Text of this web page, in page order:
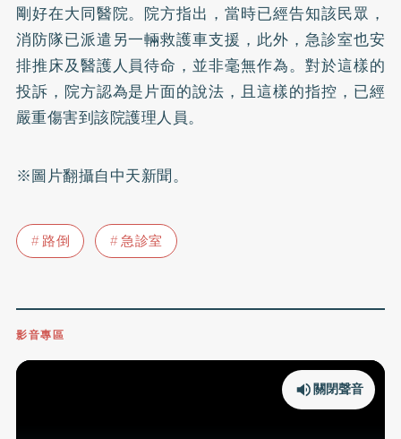
剛好在大同醫院。院方指出，當時已經告知該民眾，
消防隊已派遣另一輛救護車支援，此外，急診室也安
排推床及醫護人員待命，並非毫無作為。對於這樣的
投訴，院方認為是片面的說法，且這樣的指控，已經
嚴重傷害到該院護理人員。
※圖片翻攝自中天新聞。
路倒 急診室
影音專區
關閉聲音